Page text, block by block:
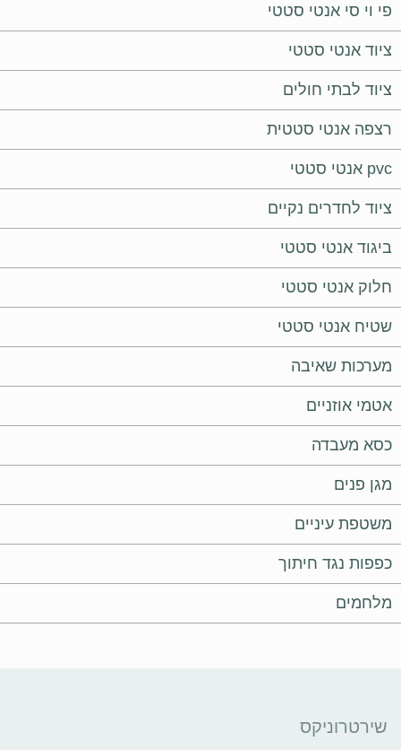
פי וי סי אנטי סטטי
ציוד אנטי סטטי
ציוד לבתי חולים
רצפה אנטי סטטית
pvc אנטי סטטי
ציוד לחדרים נקיים
ביגוד אנטי סטטי
חלוק אנטי סטטי
שטיח אנטי סטטי
מערכות שאיבה
אטמי אוזניים
כסא מעבדה
מגן פנים
משטפת עיניים
כפפות נגד חיתוך
מלחמים
שירטרוניקס